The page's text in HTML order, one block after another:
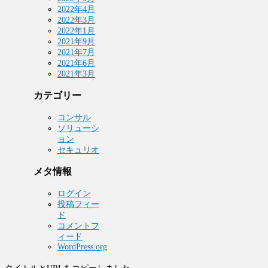
2022年4月
2022年3月
2022年1月
2021年9月
2021年7月
2021年6月
2021年3月
カテゴリー
コンサル
ソリューシ
ョン
セキュリオ
メタ情報
ログイン
投稿フィー
ド
コメントフ
ィード
WordPress.org